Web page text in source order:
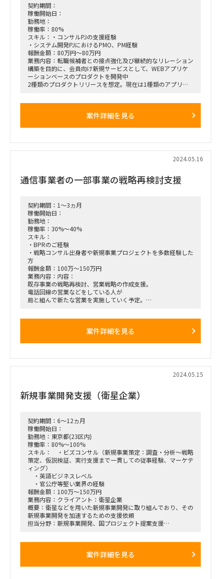
契約期間：
稼働開始日：
勤務地：
稼働率：80%
スキル：・コンサルPJの支援経験
・システム開発PJにおけるPMO、PM経験
報酬金額：80万円～80万円
業務内容：転職候補者との接点強化及び継続的なリレーション
構築を目的に、会員向け新規サービスとして、WEBアプリケ
ーションベースのプロダクトを開発中
2種類のプロダクトリリースを想定。現在は1種類のアプリ開
としてPJ推進及び管理、資料作成といった業務支援を担ってい
案件詳細を見る
2024.05.16
通信事業者の一部事業の戦略再検討支援
契約期間：1～3ヵ月
稼働開始日：
勤務地：
稼働率：30%～40%
スキル：
・BPRのご経験
・戦略コンサル出身者や新規事業プロジェクトを多数経験した
方
報酬金額：100万～150万円
業務内容：内容：
既存事業の戦略再検討、営業戦略の作成支援。
電話回線の営業などをしている人が
局と組んで新たな営業を実施していく予定。
オンサイト/リモート：一部オンサイト
案件詳細を見る
2024.05.15
新規事業開発支援（衛星企業）
契約期間：6～12ヵ月
稼働開始日：
勤務地：東京都(23区内)
稼働率：80%～100%
スキル： ・ビズコンサル（新規事業策定：調査・分析～戦略
策定、仮説検証、実行支援まで一貫しての従事経験、マーケテ
ィング）
・英語ビジネスレベル
・官公庁等堅い業界の経験
報酬金額：100万～150万円
業務内容：クライアント：衛星企業
概要：衛星などを用いた新規事業開発に取り組んでおり、その
新規事業開発を加速するための支援依頼
担当分野：新規事業開発、国プロジェクト提案支援
案件詳細を見る